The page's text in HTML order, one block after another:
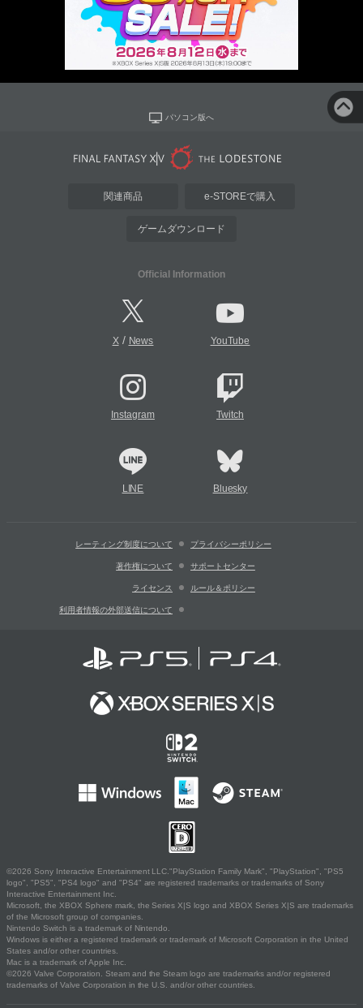
パソコン版へ
関連商品 e-STOREで購入
ゲームダウンロード
Official Information
X/ News YouTube
Instagram Twitch
LINE Bluesky
レーティング制度について プライバシーポリシー
著作権について サポートセンター
ライセンス ルール＆ポリシー
利用者情報の外部送信について
©2026 Sony Interactive Entertainment LLC."PlayStation Family Mark", "PlayStation", "PS5
logo", "PS5", "PS4 logo" and "PS4" are registered trademarks or trademarks of Sony
Interactive Entertainment Inc.
Microsoft, the XBOX Sphere mark, the Series X|S logo and XBOX Series X|S are trademarks
of the Microsoft group of companies.
Nintendo Switch is a trademark of Nintendo.
Windows is either a registered trademark or trademark of Microsoft Corporation in the United
States and/or other countries.
Mac is a trademark of Apple Inc.
©2026 Valve Corporation. Steam and the Steam logo are trademarks and/or registered
trademarks of Valve Corporation in the U.S. and/or other countries.